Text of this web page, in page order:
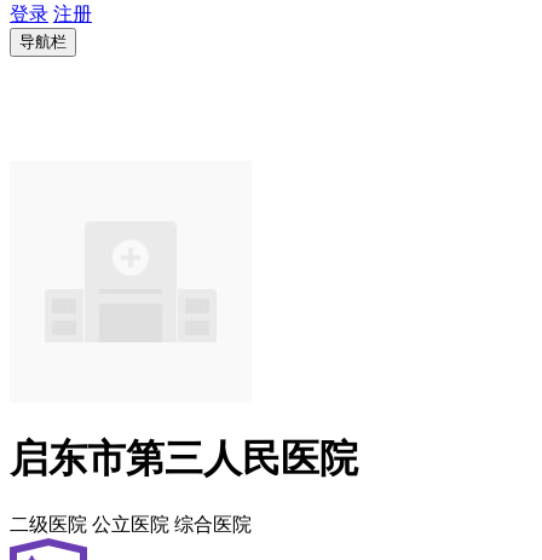
登录 注册
导航栏
启东市第三人民医院
二级医院 公立医院 综合医院